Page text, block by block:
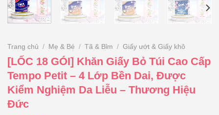
Trang chủ / Mẹ & Bé / Tã & Bỉm / Giấy ướt & Giấy khô
[LỐC 18 GÓI] Khăn Giấy Bỏ Túi Cao Cấp
Tempo Petit – 4 Lớp Bền Dai, Được
Kiểm Nghiệm Da Liễu – Thương Hiệu
Đức